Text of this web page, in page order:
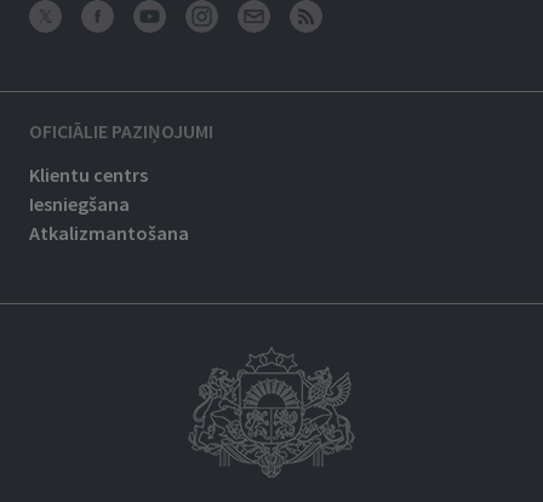
OFICIĀLIE PAZIŅOJUMI
Klientu centrs
Iesniegšana
Atkalizmantošana